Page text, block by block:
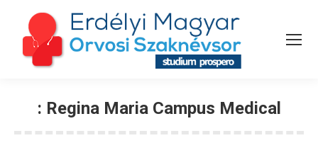
: Regina Maria Campus Medical